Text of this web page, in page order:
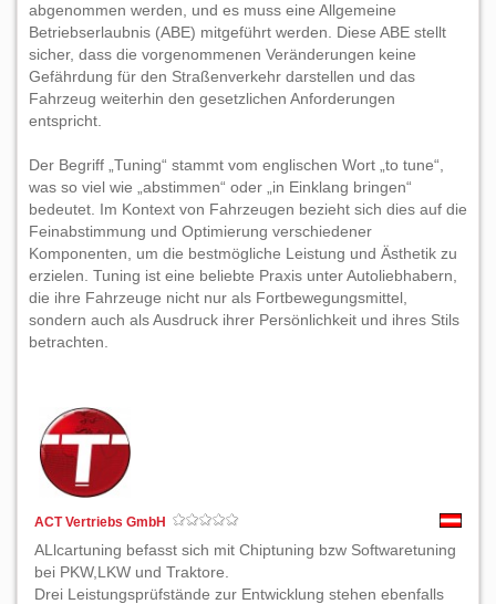
abgenommen werden, und es muss eine Allgemeine
Betriebserlaubnis (ABE) mitgeführt werden. Diese ABE stellt
sicher, dass die vorgenommenen Veränderungen keine
Gefährdung für den Straßenverkehr darstellen und das
Fahrzeug weiterhin den gesetzlichen Anforderungen
entspricht.
Der Begriff „Tuning“ stammt vom englischen Wort „to tune“,
was so viel wie „abstimmen“ oder „in Einklang bringen“
bedeutet. Im Kontext von Fahrzeugen bezieht sich dies auf die
Feinabstimmung und Optimierung verschiedener
Komponenten, um die bestmögliche Leistung und Ästhetik zu
erzielen. Tuning ist eine beliebte Praxis unter Autoliebhabern,
die ihre Fahrzeuge nicht nur als Fortbewegungsmittel,
sondern auch als Ausdruck ihrer Persönlichkeit und ihres Stils
betrachten.
ACT Vertriebs GmbH
ALlcartuning befasst sich mit Chiptuning bzw Softwaretuning
bei PKW,LKW und Traktore.
Drei Leistungsprüfstände zur Entwicklung stehen ebenfalls